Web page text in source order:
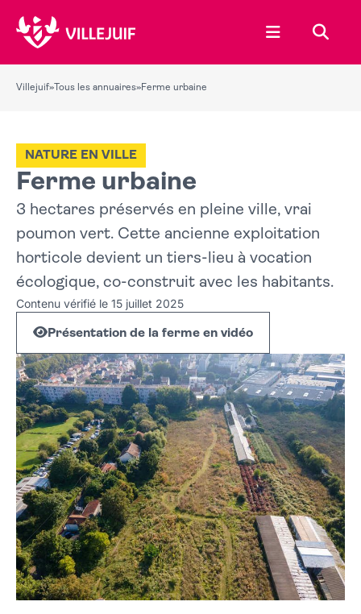
Ouvrir le
Villejuif» Tous les annuaires»Ferme urbaine
Ferme urbaine
NATURE EN VILLE
3 hectares préservés en pleine ville, vrai
poumon vert. Cette ancienne exploitation
horticole devient un tiers-lieu à vocation
écologique, co-construit avec les habitants.
Contenu vérifié le 15 juillet 2025
Présentation de la ferme en vidéo